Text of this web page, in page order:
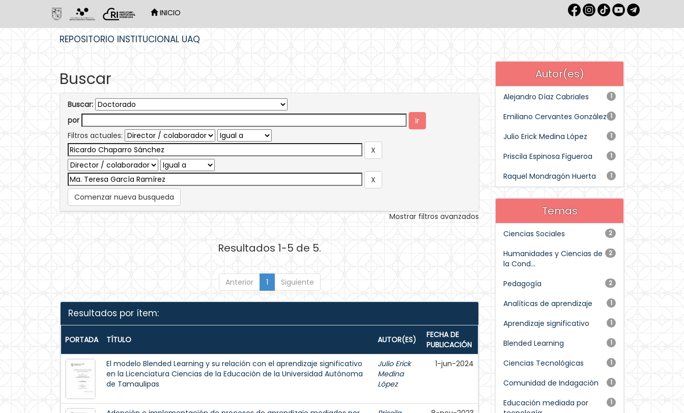
INICIO
REPOSITORIO INSTITUCIONAL UAQ
Buscar
Buscar:
por
Filtros actuales:
Comenzar nueva busqueda
Mostrar filtros avanzados
Resultados 1-5 de 5.
Anterior 1 Siguiente
Resultados por ítem:
PORTADA TÍTULO AUTOR(ES)
FECHA DE
PUBLICACIÓN
El modelo Blended Learning y su relación con el aprendizaje significativo
en la Licenciatura Ciencias de la Educación de la Universidad Autónoma
de Tamaulipas
Julio Erick
Medina
López
1-jun-2024
Autor(es)
1
Alejandro Díaz Cabriales
1
Emiliano Cervantes González
1
Julio Erick Medina López
1
Priscila Espinosa Figueroa
1
Raquel Mondragón Huerta
Temas
2
Ciencias Sociales
2
Humanidades y Ciencias de
la Cond...
2
Pedagogía
1
Analíticas de aprendizaje
1
Aprendizaje significativo
1
Blended Learning
1
Ciencias Tecnológicas
1
Comunidad de Indagación
1
Educación mediada por